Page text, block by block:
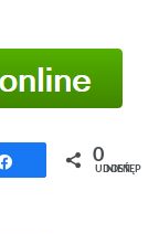
Udostępnij
0
UDOSTĘPNIEŃ